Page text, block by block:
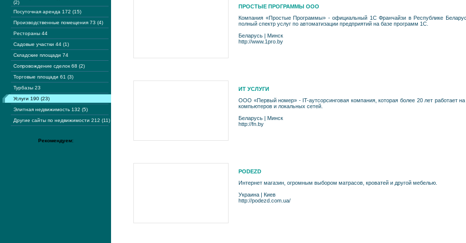
(2)
Посуточная аренда 172 (15)
Производственные помещения 73 (4)
Рестораны 44
Садовые участки 44 (1)
Складские площади 74
Сопровождение сделок 68 (2)
Торговые площади 61 (3)
Турбазы 23
Услуги 190 (23)
Элитная недвижимость 132 (5)
Другие сайты по недвижимости 212 (11)
Рекомендуем:
ПРОСТЫЕ ПРОГРАММЫ ООО
Компания «Простые Программы» - официальный 1С Франчайзи в Республике
полный спектр услуг по автоматизации предприятий на базе программ 1С.
Беларусь | Минск
http://www.1pro.by
ИТ УСЛУГИ
ООО «Первый номер» - IT-аутсорсинговая компания, которая более 20 лет работает
компьютеров и локальных сетей.
Беларусь | Минск
http://fn.by
PODEZD
Интернет магазин, огромным выбором матрасов, кроватей и другой мебелью.
Украина | Киев
http://podezd.com.ua/